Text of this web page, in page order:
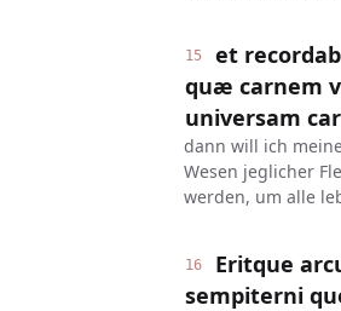
15
et
quæ carnem
universam
dann will ich
Wesen jeglicher
werden, um alle
16
Eritque
sempiterni